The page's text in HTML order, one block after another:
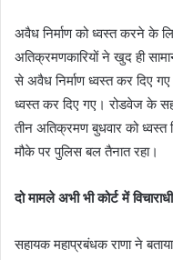
अवैध निर्माण को ध्वस्त करने के
अतिक्रमणकारियों ने खुद ही
से अवैध निर्माण ध्वस्त कर दिए
ध्वस्त कर दिए गए। रोडवेज के
तीन अतिक्रमण बुधवार को
मौके पर पुलिस बल तैनात रहा।
दो मामले अभी भी कोर्ट में
सहायक महाप्रबंधक राणा ने